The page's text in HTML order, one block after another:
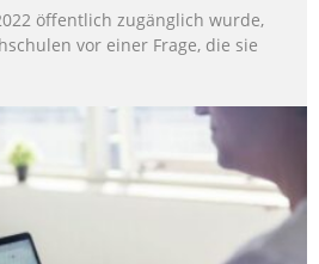
öffentlich zugänglich wurde,
vor einer Frage, die sie